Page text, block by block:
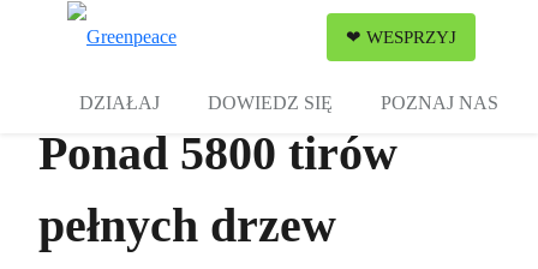
❤ WESPRZYJ
DZIAŁAJ DOWIEDZ SIĘ POZNAJ NAS
Ponad 5800 tirów
pełnych drzew